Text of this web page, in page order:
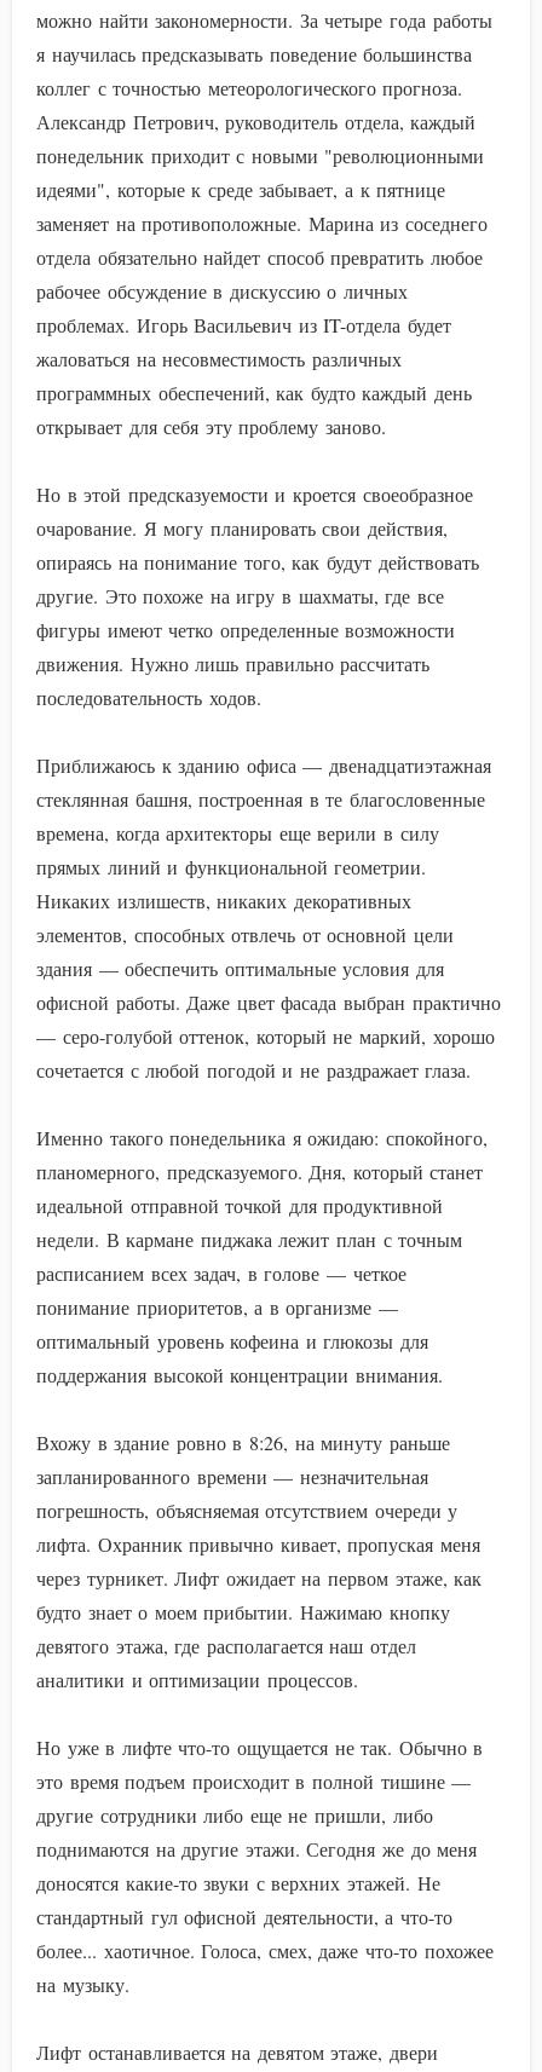
можно найти закономерности. За четыре года работы
я научилась предсказывать поведение большинства
коллег с точностью метеорологического прогноза.
Александр Петрович, руководитель отдела, каждый
понедельник приходит с новыми "революционными
идеями", которые к среде забывает, а к пятнице
заменяет на противоположные. Марина из соседнего
отдела обязательно найдет способ превратить любое
рабочее обсуждение в дискуссию о личных
проблемах. Игорь Васильевич из IT-отдела будет
жаловаться на несовместимость различных
программных обеспечений, как будто каждый день
открывает для себя эту проблему заново.
Но в этой предсказуемости и кроется своеобразное
очарование. Я могу планировать свои действия,
опираясь на понимание того, как будут действовать
другие. Это похоже на игру в шахматы, где все
фигуры имеют четко определенные возможности
движения. Нужно лишь правильно рассчитать
последовательность ходов.
Приближаюсь к зданию офиса — двенадцатиэтажная
стеклянная башня, построенная в те благословенные
времена, когда архитекторы еще верили в силу
прямых линий и функциональной геометрии.
Никаких излишеств, никаких декоративных
элементов, способных отвлечь от основной цели
здания — обеспечить оптимальные условия для
офисной работы. Даже цвет фасада выбран практично
— серо-голубой оттенок, который не маркий, хорошо
сочетается с любой погодой и не раздражает глаза.
Именно такого понедельника я ожидаю: спокойного,
планомерного, предсказуемого. Дня, который станет
идеальной отправной точкой для продуктивной
недели. В кармане пиджака лежит план с точным
расписанием всех задач, в голове — четкое
понимание приоритетов, а в организме —
оптимальный уровень кофеина и глюкозы для
поддержания высокой концентрации внимания.
Вхожу в здание ровно в 8:26, на минуту раньше
запланированного времени — незначительная
погрешность, объясняемая отсутствием очереди у
лифта. Охранник привычно кивает, пропуская меня
через турникет. Лифт ожидает на первом этаже, как
будто знает о моем прибытии. Нажимаю кнопку
девятого этажа, где располагается наш отдел
аналитики и оптимизации процессов.
Но уже в лифте что-то ощущается не так. Обычно в
это время подъем происходит в полной тишине —
другие сотрудники либо еще не пришли, либо
поднимаются на другие этажи. Сегодня же до меня
доносятся какие-то звуки с верхних этажей. Не
стандартный гул офисной деятельности, а что-то
более... хаотичное. Голоса, смех, даже что-то похожее
на музыку.
Лифт останавливается на девятом этаже, двери